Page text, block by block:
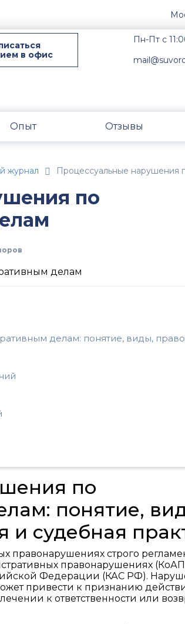
в офис
Пн-Пт с
Опыт Отзывы
журнал Процессуальные нарушения
по
делам: понятие, виды,
по
понятие,
и судебная
правонарушениях строго
правонарушениях
Федерации (КАС РФ).
привести к признанию
к ответственности или